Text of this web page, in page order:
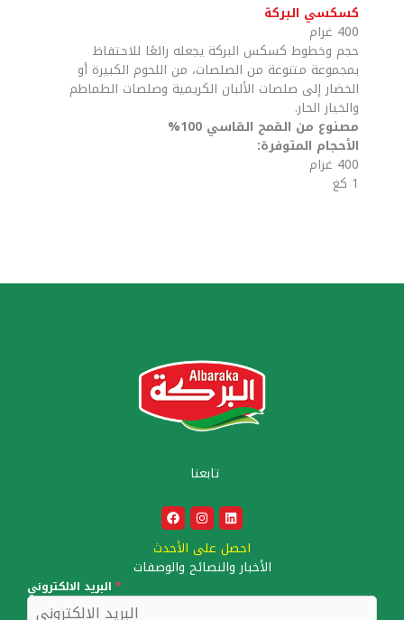
كسكسي البركة
400 غرام
حجم وخطوط كسكس البركة يجعله رائعًا للاحتفاظ
بمجموعة متنوعة من الصلصات، من اللحوم الكبيرة أو
الخضار إلى صلصات الألبان الكريمية وصلصات الطماطم
والخيار الحار.
مصنوع من القمح القاسي 100%
الأحجام المتوفرة:
400 غرام
1 كغ
تابعنا
احصل على الأحدث
الأخبار والنصائح والوصفات
*